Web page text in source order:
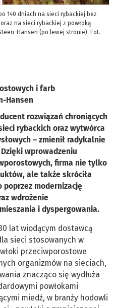
140 dniach na sieci rybackiej bez
na sieci rybackiej z powłoką
Hansen (po lewej stronie). Fot.
i farb
Hansen
rozwiązań chroniących
rybackich oraz wytwórca
– zmienił radykalnie
wprowadzeniu
firma nie tylko
ale także skróciła
poprzez modernizację
wdrożenie
i dyspergowania.
lat wiodącym dostawcą
sieci stosowanych w
przeciwporostowe
organizmów na sieciach,
znacząco się wydłuża
powłokami
miedź, w branży hodowli